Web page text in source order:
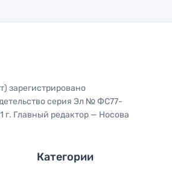
зарегистрировано
серия Эл № ФС77-
г. Главный редактор — Носова
Категории